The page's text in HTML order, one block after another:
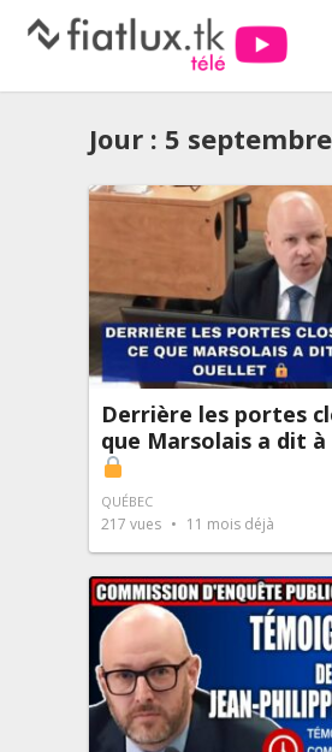
Jour : 5
Derrière les portes
que Marsolais a dit
QUÉBEC
217 vues 11 mois déjà